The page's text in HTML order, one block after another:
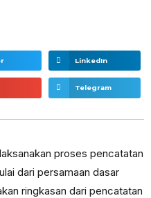
LinkedIn
Telegram
proses pencatatan
dari persamaan dasar
ringkasan dari pencatatan